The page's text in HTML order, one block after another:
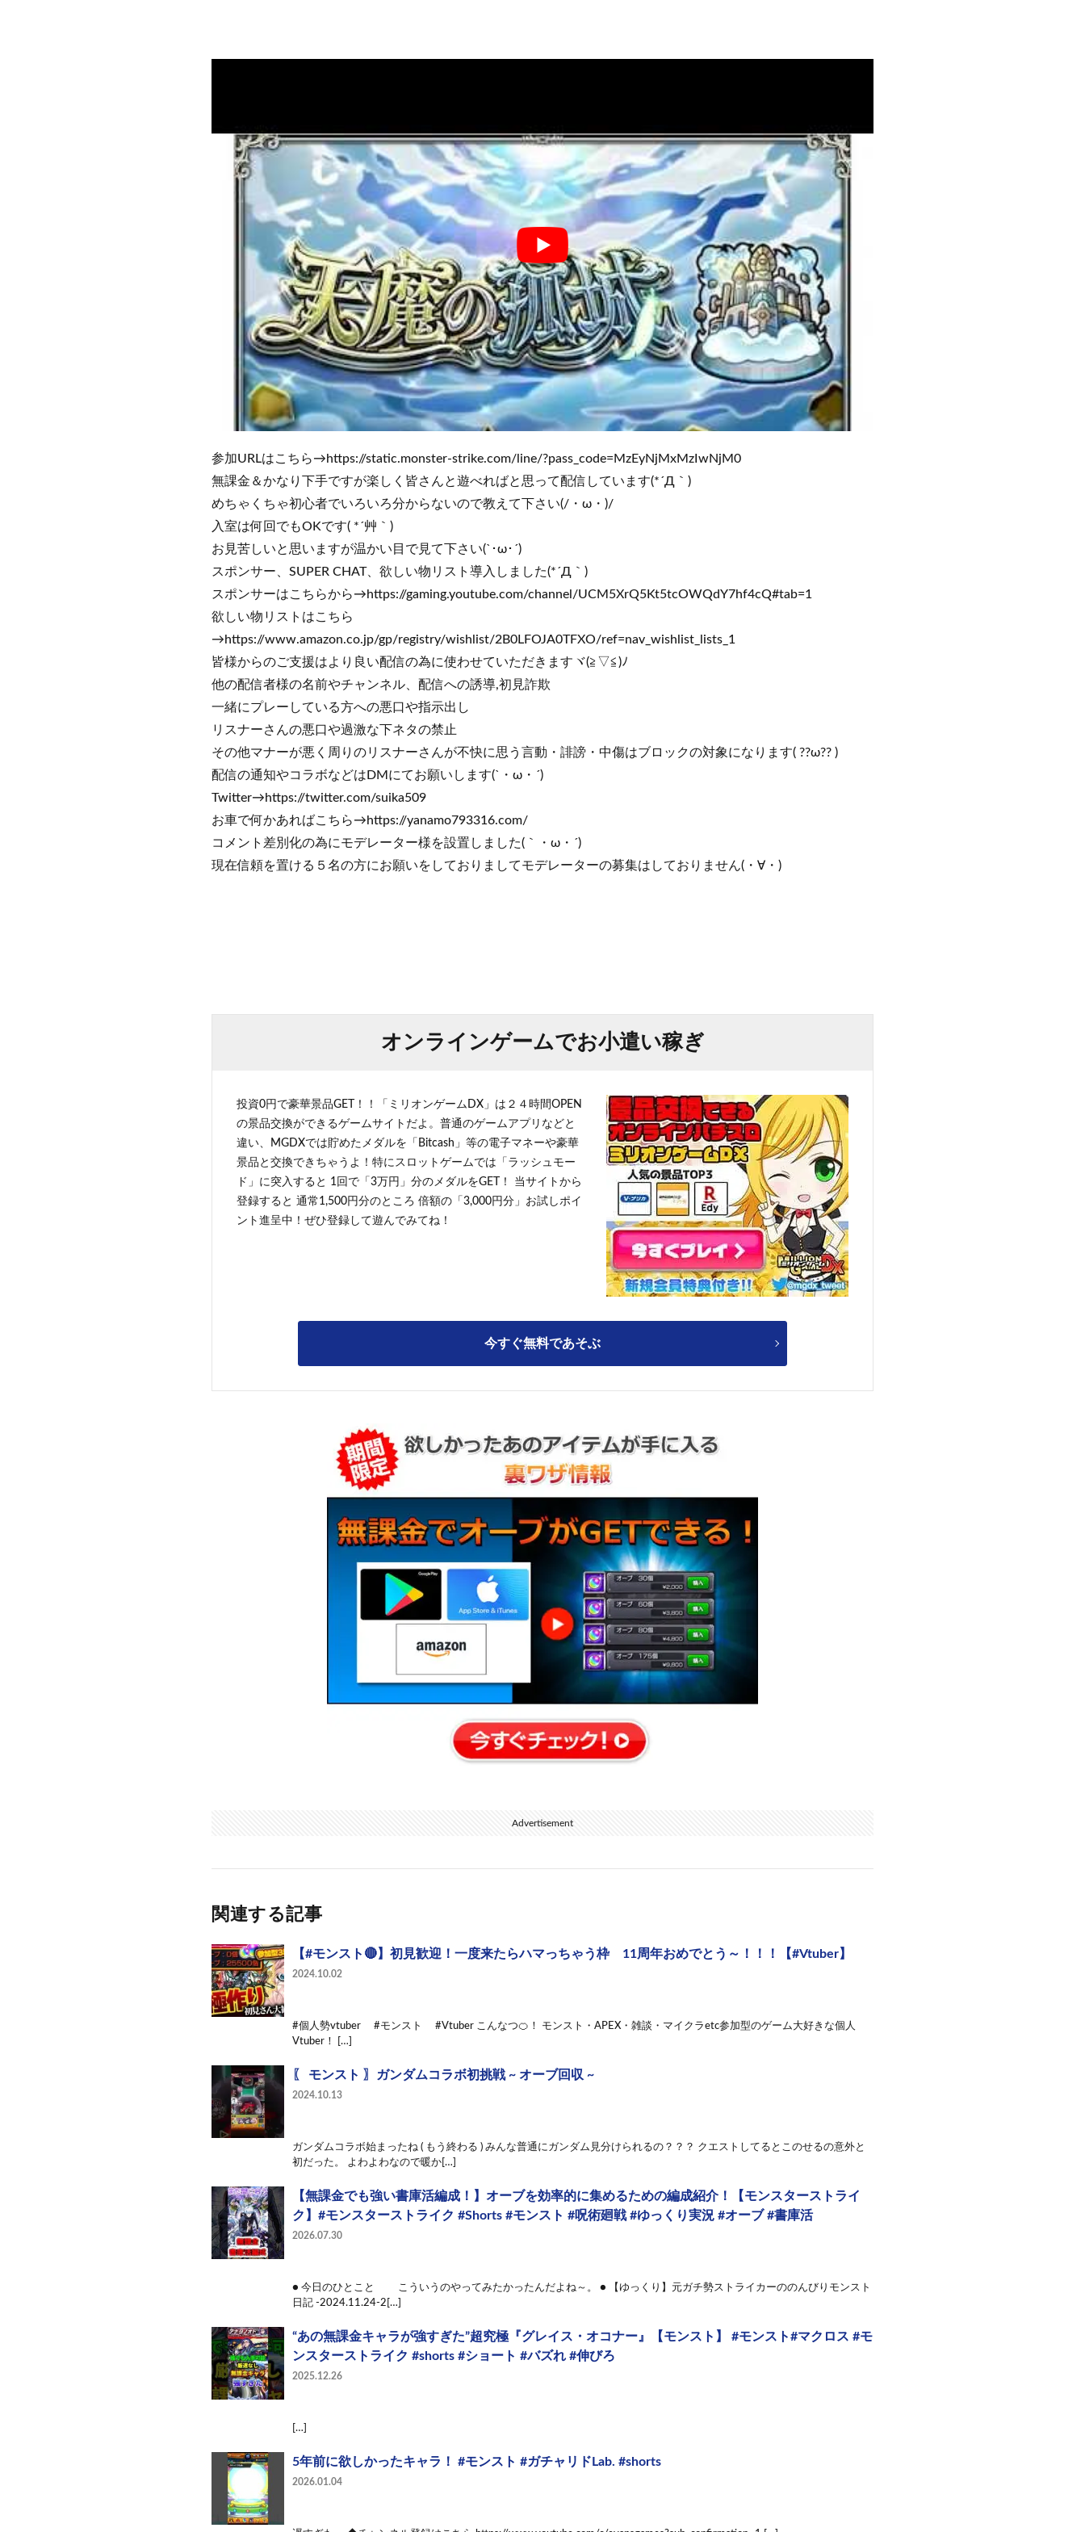
参加URLはこちら→https://static.monster-strike.com/line/?pass_code=MzEyNjMxMzIwNjM0
無課金＆かなり下手ですが楽しく皆さんと遊べればと思って配信しています(*´Д｀)
めちゃくちゃ初心者でいろいろ分からないので教えて下さい(/・ω・)/
入室は何回でもOKです( *´艸｀)
お見苦しいと思いますが温かい目で見て下さい(`･ω･´)
スポンサー、SUPER CHAT、欲しい物リスト導入しました(*´Д｀)
スポンサーはこちらから→https://gaming.youtube.com/channel/UCM5XrQ5Kt5tcOWQdY7hf4cQ#tab=1
欲しい物リストはこちら
→https://www.amazon.co.jp/gp/registry/wishlist/2B0LFOJA0TFXO/ref=nav_wishlist_lists_1
皆様からのご支援はより良い配信の為に使わせていただきますヾ(≧▽≦)ﾉ
他の配信者様の名前やチャンネル、配信への誘導,初見詐欺
一緒にプレーしている方への悪口や指示出し
リスナーさんの悪口や過激な下ネタの禁止
その他マナーが悪く周りのリスナーさんが不快に思う言動・誹謗・中傷はブロックの対象になります( ??ω?? )
配信の通知やコラボなどはDMにてお願いします(`・ω・´)
Twitter→https://twitter.com/suika509
お車で何かあればこちら→https://yanamo793316.com/
コメント差別化の為にモデレーター様を設置しました(｀・ω・´)ゞ
現在信頼を置ける５名の方にお願いをしておりましてモデレーターの募集はしておりません(・∀・)
オンラインゲームでお小遣い稼ぎ
投資0円で豪華景品GET！！「ミリオンゲームDX」は２４時間OPEN
の景品交換ができるゲームサイトだよ。普通のゲームアプリなどと
違い、MGDXでは貯めたメダルを「Bitcash」等の電子マネーや豪華
景品と交換できちゃうよ！特にスロットゲームでは「ラッシュモー
ド」に突入すると 1回で「3万円」分のメダルをGET！ 当サイトから
登録すると 通常1,500円分のところ 倍額の「3,000円分」お試しポイ
ント進呈中！ぜひ登録して遊んでみてね！
今すぐ無料であそぶ
Advertisement
関連する記事
【#モンスト🔴】初見歓迎！一度来たらハマっちゃう枠 11周年おめでとう～！！！【#Vtuber】
2024.10.02
#個人勢vtuber #モンスト #Vtuber こんなつ🍊！ モンスト・APEX・雑談・マイクラetc参加型のゲーム大好きな個人
Vtuber！ […]
〖 モンスト 〗ガンダムコラボ初挑戦 ~ オーブ回収 ~
2024.10.13
ガンダムコラボ始まったね ( もう終わる ) みんな普通にガンダム見分けられるの？？？ クエストしてるとこのせるの意外と
初だった。 よわよわなので暖か[…]
【無課金でも強い書庫活編成！】オーブを効率的に集めるための編成紹介！【モンスターストライ
ク】#モンスターストライク #Shorts #モンスト #呪術廻戦 #ゆっくり実況 #オーブ #書庫活
2026.07.30
● 今日のひとこと こういうのやってみたかったんだよね～。 ● 【ゆっくり】元ガチ勢ストライカーののんびりモンスト
日記 -2024.11.24-2[…]
“あの無課金キャラが強すぎた”超究極『グレイス・オコナー』【モンスト】 #モンスト#マクロス #モ
ンスターストライク #shorts #ショート #バズれ #伸びろ
2025.12.26
[…]
5年前に欲しかったキャラ！ #モンスト #ガチャリドLab. #shorts
2026.01.04